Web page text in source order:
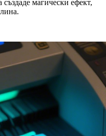
магически ефект,